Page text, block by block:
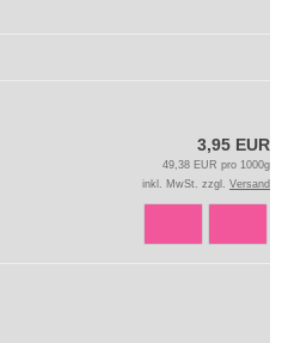
3,95 EUR
49,38 EUR pro 1000g
inkl. MwSt. zzgl. Versand